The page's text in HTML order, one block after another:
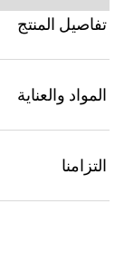
باللونين البيج
تفاصيل المنتج
المواد والعناية
التزامنا